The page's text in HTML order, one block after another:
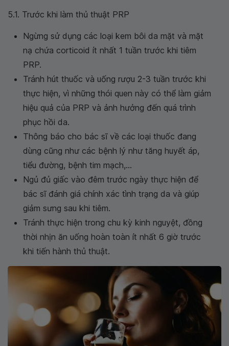
5.1. Trước khi làm thủ thuật PRP
Ngừng sử dụng các loại kem bôi da mặt và mặt
nạ chứa corticoid ít nhất 1 tuần trước khi tiêm
PRP.
Tránh hút thuốc và uống rượu 2-3 tuần trước khi
thực hiện, vì những thói quen này có thể làm giảm
hiệu quả của PRP và ảnh hưởng đến quá trình
phục hồi da.
Thông báo cho bác sĩ về các loại thuốc đang
dùng cũng như các bệnh lý như tăng huyết áp,
tiểu đường, bệnh tim mạch,...
Ngủ đủ giấc vào đêm trước ngày thực hiện để
bác sĩ đánh giá chính xác tình trạng da và giúp
giảm sưng sau khi tiêm.
Tránh thực hiện trong chu kỳ kinh nguyệt, đồng
thời nhịn ăn uống hoàn toàn ít nhất 6 giờ trước
khi tiến hành thủ thuật.